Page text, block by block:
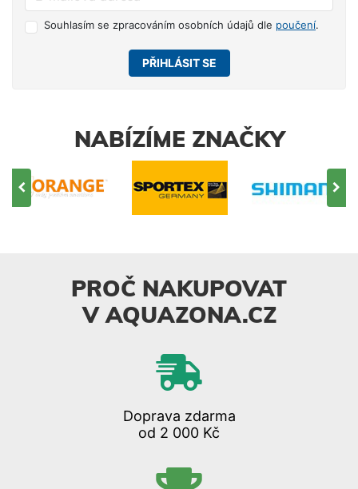
Souhlasím se zpracováním osobních údajů dle poučení.
PŘIHLÁSIT SE
NABÍZÍME ZNAČKY
PROČ NAKUPOVAT
V AQUAZONA.CZ
Doprava zdarma
od 2 000 Kč